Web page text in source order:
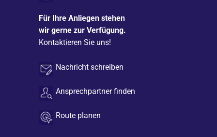
Für Ihre Anliegen stehen
wir gerne zur Verfügung.
Kontaktieren Sie uns!
Nachricht schreiben
Ansprechpartner finden
Route planen